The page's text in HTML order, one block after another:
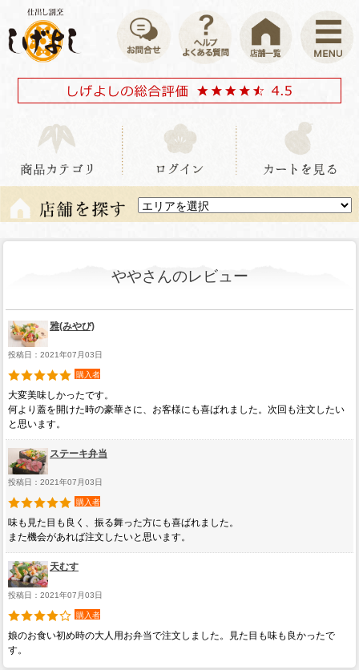
ややさんのレビュー
雅(みやび)
投稿日：2021年07月03日
購入者
大変美味しかったです。
何より蓋を開けた時の豪華さに、お客様にも喜ばれました。次回も注文したい
と思います。
ステーキ弁当
投稿日：2021年07月03日
購入者
味も見た目も良く、振る舞った方にも喜ばれました。
また機会があれば注文したいと思います。
天むす
投稿日：2021年07月03日
購入者
娘のお食い初め時の大人用お弁当で注文しました。見た目も味も良かったで
す。